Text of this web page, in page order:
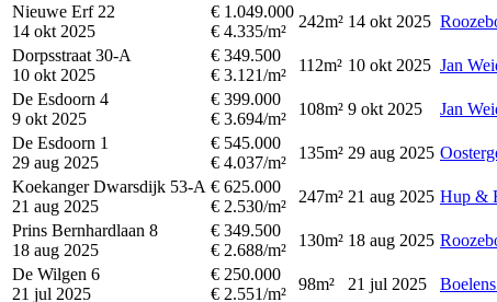
Nieuwe Erf 22
14 okt 2025
€ 1.049.000
€ 4.335/m²
242m² 14 okt 2025
Dorpsstraat 30-A
10 okt 2025
€ 349.500
€ 3.121/m²
112m² 10 okt 2025 Jan
De Esdoorn 4
9 okt 2025
€ 399.000
€ 3.694/m²
108m² 9 okt 2025
Jan
De Esdoorn 1
29 aug 2025
€ 545.000
€ 4.037/m²
135m² 29 aug 2025
Koekanger Dwarsdijk 53-A
21 aug 2025
€ 625.000
€ 2.530/m²
247m² 21 aug 2025 Hup &
Prins Bernhardlaan 8
18 aug 2025
€ 349.500
€ 2.688/m²
130m² 18 aug 2025
De Wilgen 6
21 jul 2025
€ 250.000
€ 2.551/m²
98m² 21 jul 2025